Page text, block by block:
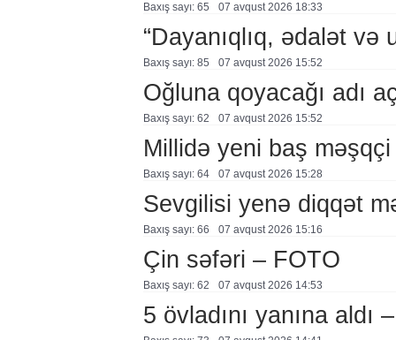
Baxış sayı: 65 07 avqust 2026 18:33
“Dayanıqlıq, ədalət
Baxış sayı: 85 07 avqust 2026 15:52
Oğluna qoyacağı adı
Baxış sayı: 62 07 avqust 2026 15:52
Millidə yeni baş məşqçi
Baxış sayı: 64 07 avqust 2026 15:28
Sevgilisi yenə diqqət
Baxış sayı: 66 07 avqust 2026 15:16
Çin səfəri – FOTO
Baxış sayı: 62 07 avqust 2026 14:53
5 övladını yanına aldı